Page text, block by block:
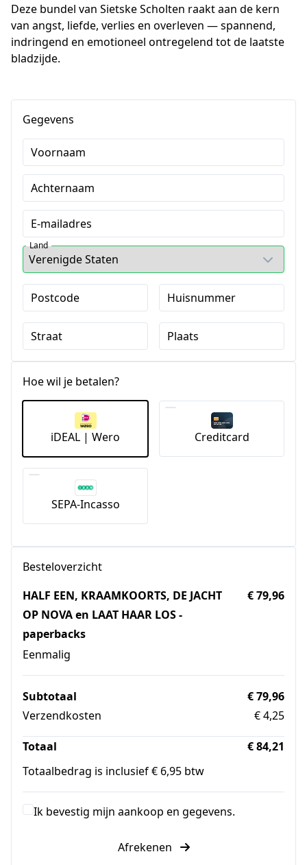
Deze bundel van Sietske Scholten raakt aan de kern
van angst, liefde, verlies en overleven — spannend,
indringend en emotioneel ontregelend tot de laatste
bladzijde.
Gegevens
Voornaam
Achternaam
E-mailadres
Land
Postcode Huisnummer
Straat Plaats
Hoe wil je betalen?
iDEAL | Wero Creditcard
SEPA-Incasso
Besteloverzicht
HALF EEN, KRAAMKOORTS, DE JACHT
OP NOVA en LAAT HAAR LOS -
paperbacks
Eenmalig
€ 79,96
Subtotaal
€ 79,96
Verzendkosten
€ 4,25
Totaal
€ 84,21
Totaalbedrag is inclusief € 6,95 btw
Ik bevestig mijn aankoop en gegevens.
Afrekenen